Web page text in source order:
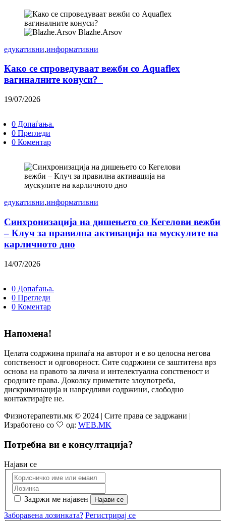
Blazhe.Arsov
едукативни,информативни
Како се спроведуваат вежби со Aquaflex
вагиналните конуси?
19/07/2026
0 Допаѓања.
0 Прегледи
0 Коментар
едукативни,информативни
Синхронизација на дишењето со Кегелови вежби
– Клуч за правилна активација на мускулите на
карличното дно
14/07/2026
0 Допаѓања.
0 Прегледи
0 Коментар
Напомена!
Целата содржина припаѓа на авторот и е во целосна негова
сопственост и одговорност. Сите содржини се заштитена врз
основа на правото за лична и интелектуална сопственост и
сродните права. Доколку приметите злоупотреба,
дискриминација и навредливи содржини, слободно
контактирајте не.
Физиотерапевти.мк © 2024 | Сите права се задржани |
Изработено со 🤍 од: WEB.MK
Потребна ви е консултација?
Најави се
Задржи ме најавен
Заборавена лозинката? Регистрирај се